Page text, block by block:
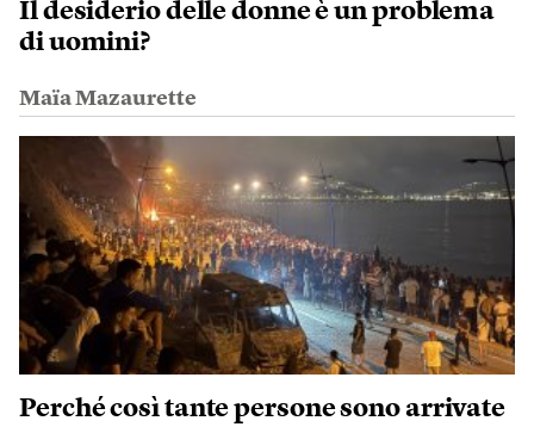
Il desiderio delle donne è un problema
di uomini?
Maïa Mazaurette
Perché così tante persone sono arrivate